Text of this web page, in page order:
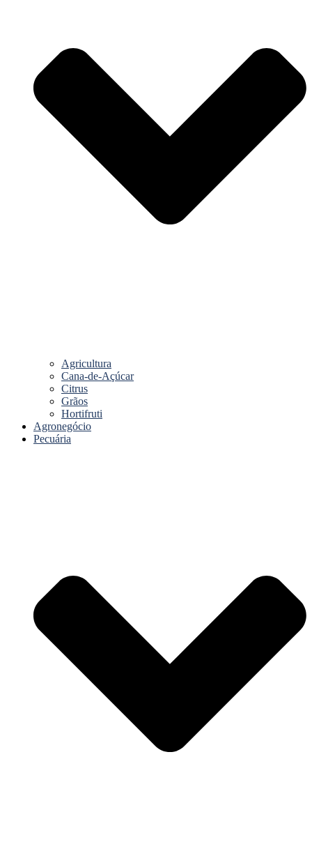
Agricultura
Cana-de-Açúcar
Citrus
Grãos
Hortifruti
Agronegócio
Pecuária